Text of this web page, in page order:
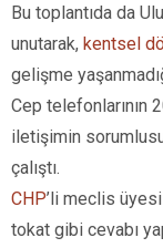
Bu toplantıda da
unutarak, kentsel
gelişme
Cep telefonlarının
iletişimin
çalıştı.
CHP’li meclis üyesi
tokat gibi cevabı